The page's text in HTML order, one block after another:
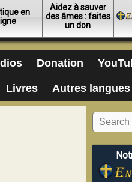
en
ligne
Aidez à sauver
des âmes : faites
un don
Donation
Livres Autres langues